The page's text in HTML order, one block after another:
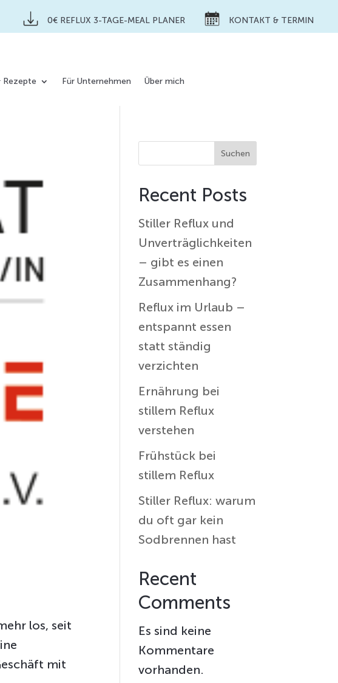
0€ REFLUX 3-TAGE-MEAL PLANER KONTAKT & TERMIN
Rezepte Für Unternehmen Über mich
los, seit
mit
Suchen
Recent Posts
Stiller Reflux und
Unverträglichkeiten
– gibt es einen
Zusammenhang?
Reflux im Urlaub –
entspannt essen
statt ständig
verzichten
Ernährung bei
stillem Reflux
verstehen
Frühstück bei
stillem Reflux
Stiller Reflux: warum
du oft gar kein
Sodbrennen hast
Recent
Comments
Es sind keine
Kommentare
vorhanden.